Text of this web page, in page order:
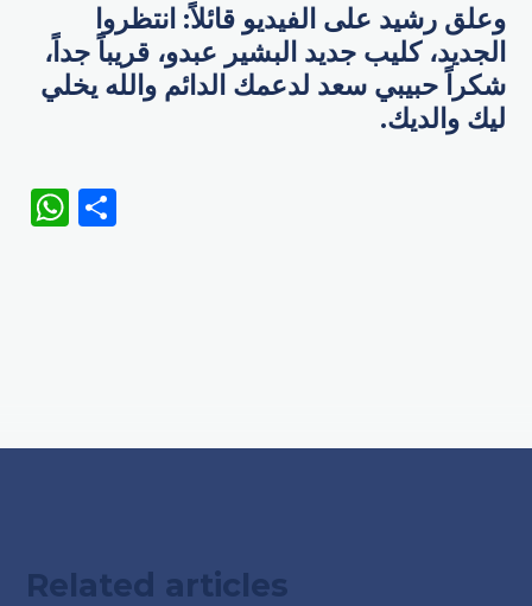
وعلق رشيد على الفيديو قائلاً: انتظروا
الجديد، كليب جديد البشير عبدو، قريباً جداً،
شكراً حبيبي سعد لدعمك الدائم والله يخلي
ليك والديك.
WhatsApp
Related articles